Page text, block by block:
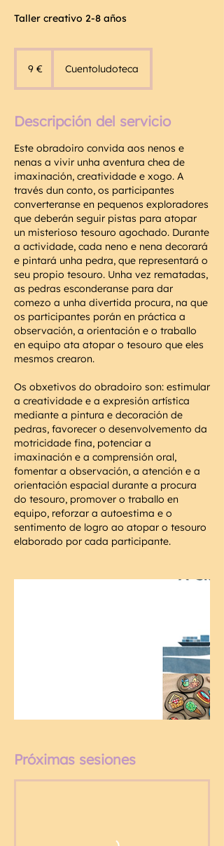
Taller creativo 2-8 años
9 € Cuentoludoteca
Descripción del servicio
Este obradoiro convida aos nenos e
nenas a vivir unha aventura chea de
imaxinación, creatividade e xogo. A
través dun conto, os participantes
converteranse en pequenos exploradores
que deberán seguir pistas para atopar
un misterioso tesouro agochado. Durante
a actividade, cada neno e nena decorará
e pintará unha pedra, que representará o
seu propio tesouro. Unha vez rematadas,
as pedras esconderanse para dar
comezo a unha divertida procura, na que
os participantes porán en práctica a
observación, a orientación e o traballo
en equipo ata atopar o tesouro que eles
mesmos crearon.
Os obxetivos do obradoiro son: estimular
a creatividade e a expresión artística
mediante a pintura e decoración de
pedras, favorecer o desenvolvemento da
motricidade fina, potenciar a
imaxinación e a comprensión oral,
fomentar a observación, a atención e a
orientación espacial durante a procura
do tesouro, promover o traballo en
equipo, reforzar a autoestima e o
sentimento de logro ao atopar o tesouro
elaborado por cada participante.
Próximas sesiones